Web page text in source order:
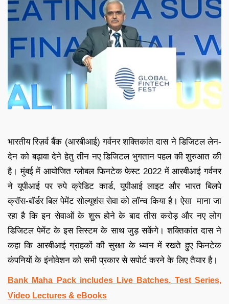
भारतीय रिज़र्व बैंक (आरबीआई) गर्वनर शक्तिकांत दास ने डिजिटल लेन-
देन को बढ़ावा देने हेतु तीन नए डिजिटल भुगतान पहल की शुरुआत की
है। मुंबई में आयोजित ग्लोबल फिनटेक फेस्ट 2022 में आरबीआई गर्वनर
ने यूपीआई पर रुपे क्रेडिट कार्ड, यूपीआई लाइट और भारत बिलपे
क्रॉस-बॉर्डर बिल पेमेंट सोल्यूशंस सेवा को लॉन्च किया है। ऐसा माना जा
रहा है कि इन सेवाओं के शुरू होने के बाद तीस करोड़ और नए लोग
डिजिटल पेमेंट के इस सिस्टम के साथ जुड़ सकेंगे। शक्तिकांत दास ने
कहा कि आरबीआई ग्राहकों की सुरक्षा के ध्यान में रखते हुए फिनटेक
कंपनियों के इंनोवेशन को सभी प्रकार से सपोर्ट करने के लिए तैयार है।
Bank Maha Pack includes Live Batches, Test Series,
Video Lectures & eBooks